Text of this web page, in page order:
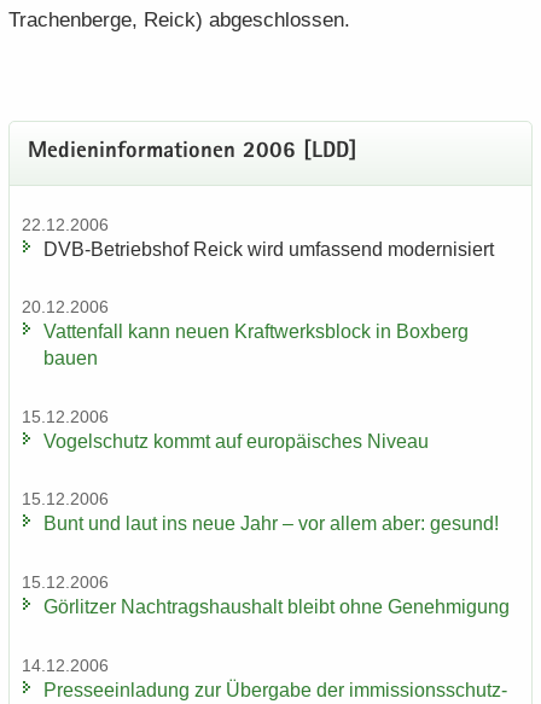
Tra­chen­ber­ge, Reick) ab­ge­schlos­sen.
Me­di­en­in­for­ma­tio­nen 2006 [LDD]
22.12.2006
DVB-​Betriebshof Reick wird um­fas­send mo­der­ni­siert
20.12.2006
Vat­ten­fall kann neuen Kraft­werks­block in Box­berg
bauen
15.12.2006
Vo­gel­schutz kommt auf eu­ro­päi­sches Ni­veau
15.12.2006
Bunt und laut ins neue Jahr – vor allem aber: ge­sund!
15.12.2006
Gör­lit­zer Nach­trags­haus­halt bleibt ohne Ge­neh­mi­gung
14.12.2006
Pres­se­ein­la­dung zur Über­ga­be der im­mis­si­ons­schutz­